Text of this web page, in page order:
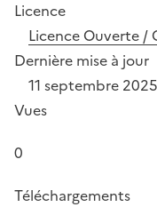
Licence
Licence Ouverte /
Dernière mise à jour
11 septembre 2025
Vues
0
Téléchargements